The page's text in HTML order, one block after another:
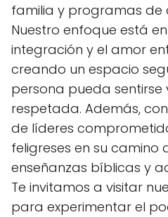
familia y programas de
Nuestro enfoque está
integración y el amor
creando un espacio
persona pueda
respetada. Además,
de líderes
feligreses en su camino
enseñanzas bíblicas y
Te invitamos a visitar
para experimentar el